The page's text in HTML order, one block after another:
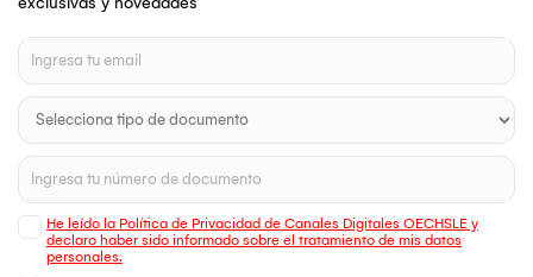
He leído la Política de Privacidad de Canales Digitales OECHSLE y
declaro haber sido informado sobre el tratamiento de mis datos
personales.